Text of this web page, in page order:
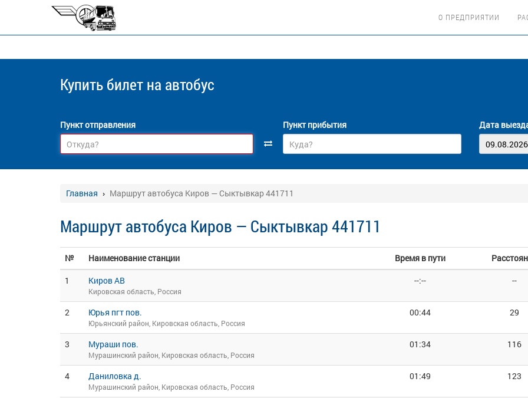
О ПРЕДПРИЯТИИ
Купить билет на автобус
Пункт отправления Пункт прибытия Дата
Главная Маршрут автобуса Киров — Сыктывкар 441711
Маршрут автобуса Киров — Сыктывкар 441711
№ Наименование станции Время в пути
1
Киров АВ
Кировская область, Россия
--:-- --
2 Юрья пгт пов.
Юрьянский район, Кировская область, Россия
00:44 29
3 Мураши пов.
Мурашинский район, Кировская область, Россия
01:34 116
4 Даниловка д.
Мурашинский район, Кировская область, Россия
01:49 123